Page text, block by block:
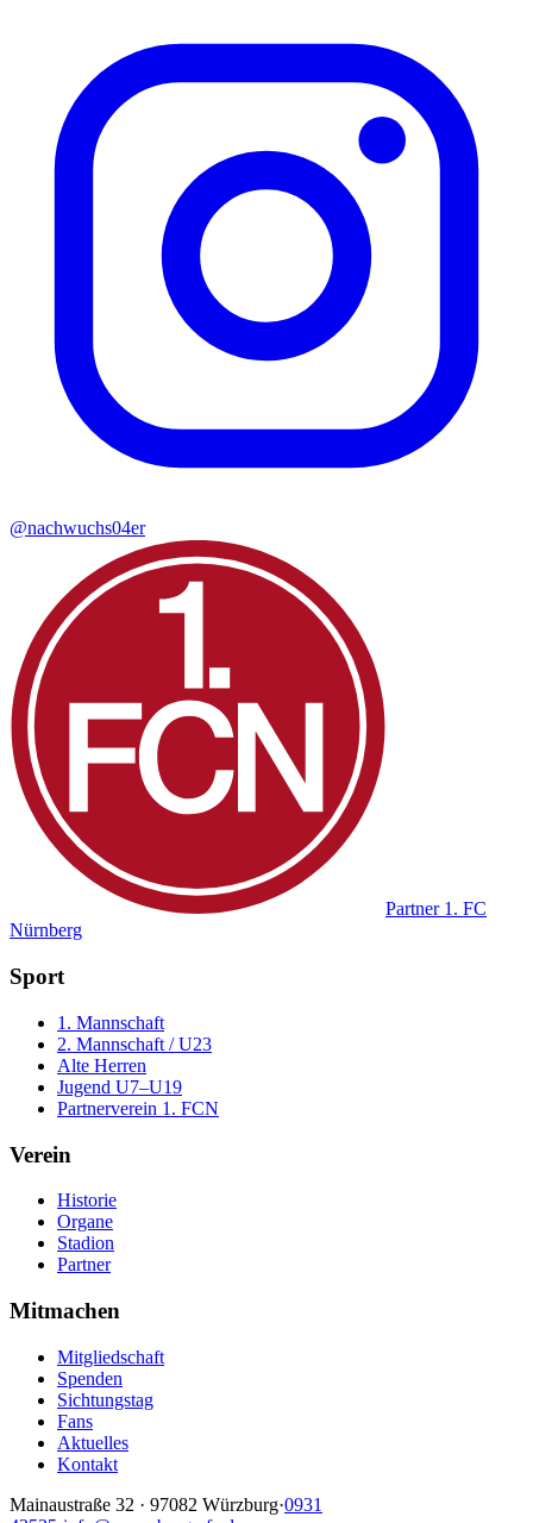
@nachwuchs04er
Partner 1. FC
Nürnberg
Sport
1. Mannschaft
2. Mannschaft / U23
Alte Herren
Jugend U7–U19
Partnerverein 1. FCN
Verein
Historie
Organe
Stadion
Partner
Mitmachen
Mitgliedschaft
Spenden
Sichtungstag
Fans
Aktuelles
Kontakt
Mainaustraße 32 · 97082 Würzburg·0931